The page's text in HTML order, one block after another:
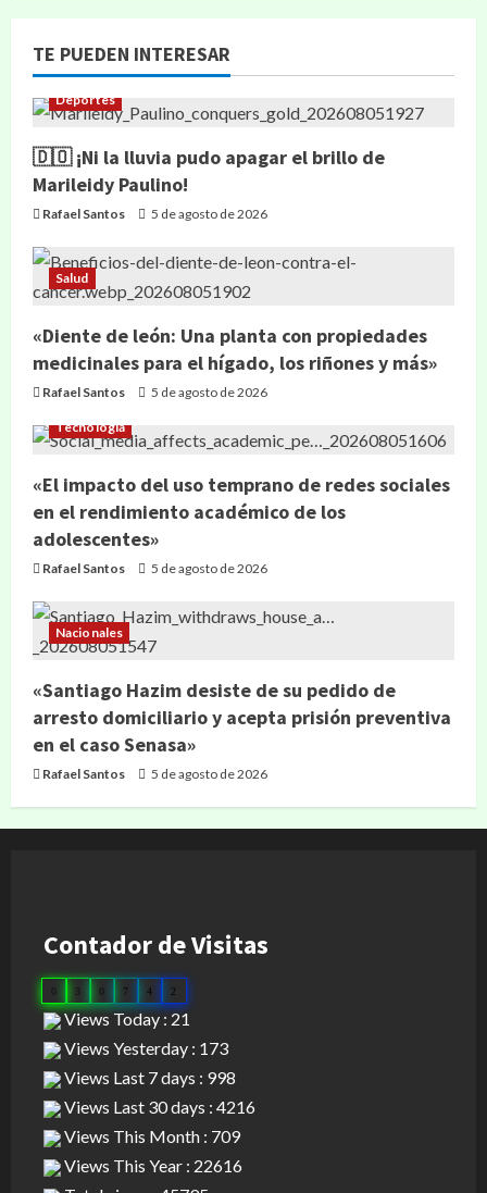
TE PUEDEN INTERESAR
Deportes
🇩🇴 ¡Ni la lluvia pudo apagar el brillo de
Marileidy Paulino!
Rafael Santos 5 de agosto de 2026
Salud
«Diente de león: Una planta con propiedades
medicinales para el hígado, los riñones y más»
Rafael Santos 5 de agosto de 2026
Tecnología
«El impacto del uso temprano de redes sociales
en el rendimiento académico de los
adolescentes»
Rafael Santos 5 de agosto de 2026
Nacionales
«Santiago Hazim desiste de su pedido de
arresto domiciliario y acepta prisión preventiva
en el caso Senasa»
Rafael Santos 5 de agosto de 2026
Contador de Visitas
3 0 7 4 2
Views Today : 21
Views Yesterday : 173
Views Last 7 days : 998
Views Last 30 days : 4216
Views This Month : 709
Views This Year : 22616